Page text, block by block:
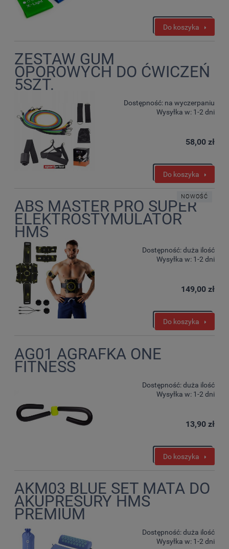
Do koszyka
ZESTAW GUM
OPOROWYCH DO ĆWICZEŃ
5SZT.
Dostępność: na wyczerpaniu
Wysyłka w: 1-2 dni
58,00 zł
Do koszyka
ABS MASTER PRO SUPER
ELEKTROSTYMULATOR
HMS
Dostępność:duża ilość
Wysyłka w: 1-2 dni
149,00 zł
Do koszyka
NOWOŚĆ
AG01 AGRAFKA ONE
FITNESS
Dostępność:duża ilość
Wysyłka w: 1-2 dni
13,90 zł
Do koszyka
AKM03 BLUE SET MATA DO
AKUPRESURY HMS
PREMIUM
Dostępność:duża ilość
Wysyłka w: 1-2 dni